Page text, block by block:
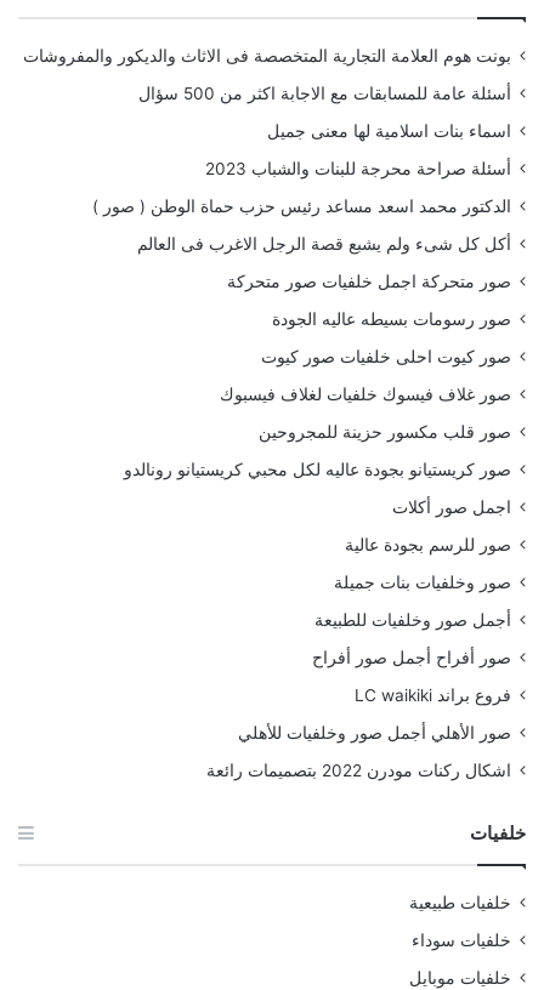
بونت هوم العلامة التجارية المتخصصة فى الاثاث والديكور والمفروشات
أسئلة عامة للمسابقات مع الاجابة اكثر من 500 سؤال
اسماء بنات اسلامية لها معنى جميل
أسئلة صراحة محرجة للبنات والشباب 2023
الدكتور محمد اسعد مساعد رئيس حزب حماة الوطن ( صور )
أكل كل شىء ولم يشبع قصة الرجل الاغرب فى العالم
صور متحركة اجمل خلفيات صور متحركة
صور رسومات بسيطه عاليه الجودة
صور كيوت احلى خلفيات صور كيوت
صور غلاف فيسوك خلفيات لغلاف فيسبوك
صور قلب مكسور حزينة للمجروحين
صور كريستيانو بجودة عاليه لكل محبي كريستيانو رونالدو
اجمل صور أكلات
صور للرسم بجودة عالية
صور وخلفيات بنات جميلة
أجمل صور وخلفيات للطبيعة
صور أفراح أجمل صور أفراح
فروع براند LC waikiki
صور الأهلي أجمل صور وخلفيات للأهلي
اشكال ركنات مودرن 2022 بتصميمات رائعة
خلفيات
خلفيات طبيعية
خلفيات سوداء
خلفيات موبايل